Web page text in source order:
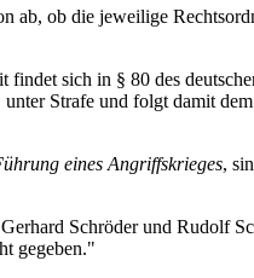
ab, ob die jeweilige
findet sich in § 80 des
Strafe und folgt damit
eines Angriffskrieges,
Schröder und Rudolf
gegeben."